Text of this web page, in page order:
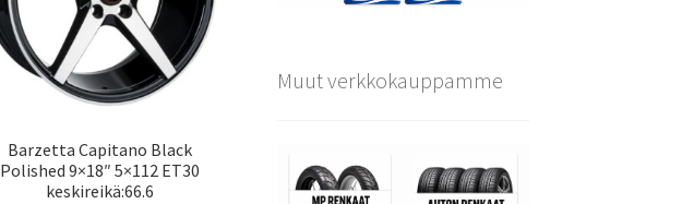
Barzetta Capitano Black
Polished 9×18″ 5×112 ET30
keskireikä:66.6
Muut verkkokauppamme